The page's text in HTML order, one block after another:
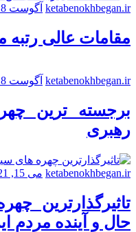
ketabenokhbegan.ir آگوست 18, 2021
مقامات عالی
ketabenokhbegan.ir آگوست 18, 2021
برجسته ترین
رهبری
ketabenokhbegan.ir می 15, 2021
تاثیرگذارترین
حال و آینده مردم